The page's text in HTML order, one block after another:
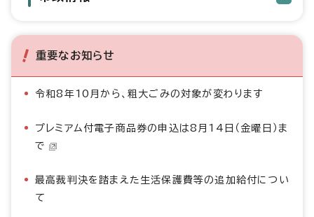
重要なお知らせ
令和8年10月から、粗大ごみの対象が変わります
プレミアム付電子商品券の申込は8月14日（金曜日）ま
で
最高裁判決を踏まえた生活保護費等の追加給付につい
て